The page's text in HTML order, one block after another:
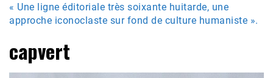
« Une ligne éditoriale très soixante huitarde, une
approche iconoclaste sur fond de culture humaniste ».
capvert